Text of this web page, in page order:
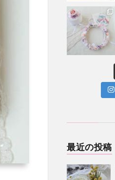
最近の投稿